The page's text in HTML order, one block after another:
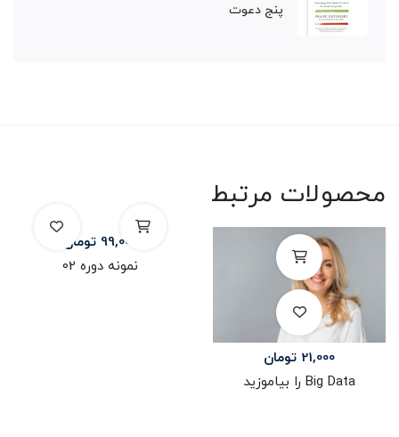
پنج دعوت
محصولات مرتبط
21,000 تومان
Big Data را بیاموزید
99,000 تومان
نمونه دوره 02